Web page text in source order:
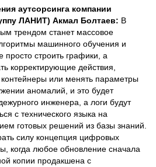
аутсорсинга компании
ЛАНИТ) Акмал Болтаев: В
трендом станет массовое
машинного обучения и
строить графики, а
корректирующие действия,
или менять параметры
аномалий, и это будет
инженера, а логи будут
с технического языка на
готовых решений из базы знаний.
силу концепция цифровых
когда любое обновление сначала
копии продакшена с